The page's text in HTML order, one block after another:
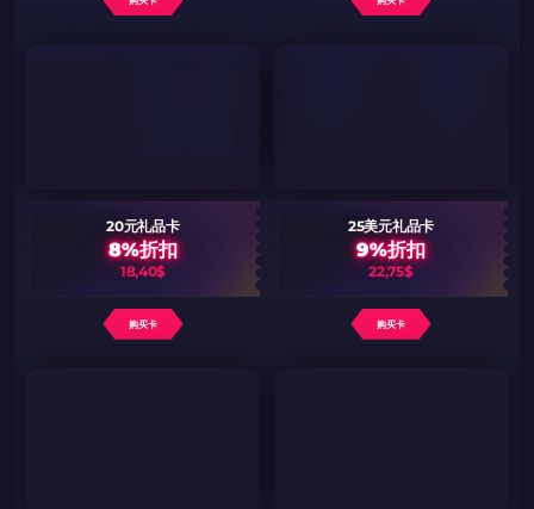
20元礼品卡
8%折扣
18,40$
购买卡
25美元礼品卡
9%折扣
22,75$
购买卡